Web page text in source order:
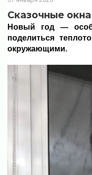
Сказочные окна
Новый год —
поделиться
окружающими.